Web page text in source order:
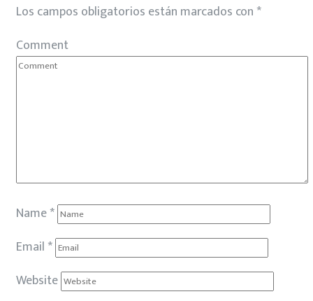
Los campos obligatorios están marcados con *
Comment
Name*
Email *
Website